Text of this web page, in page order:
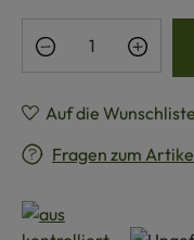
Produkt
Auf die Wunschliste
Fragen zum